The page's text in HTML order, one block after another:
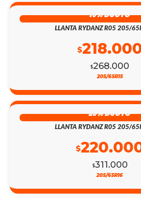
19% DSCTO
LLANTA RYDANZ R05 205/
$268.000
$
205/65R15
29% DSCTO
LLANTA RYDANZ R05 205/
$311.000
$
205/65R16